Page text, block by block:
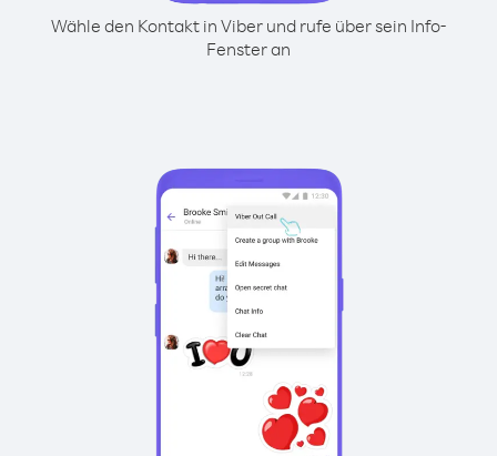
Wähle den Kontakt in Viber und rufe über sein Info-
Fenster an